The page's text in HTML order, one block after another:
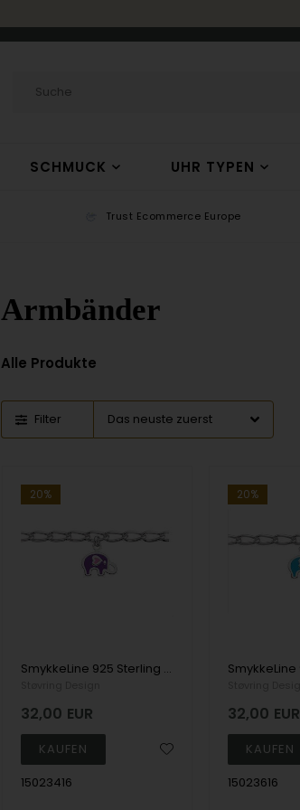
SCHMUCK UHR TYPEN
Trust Ecommerce Europe
Armbänder
Alle Produkte
Filter
20%
SmykkeLine 925 Sterling Silber Armband, lila Elefant mit glänzender Oberfläche, Modell 15023416
32,00 EUR
15023416
20%
32,00 EUR
15023616